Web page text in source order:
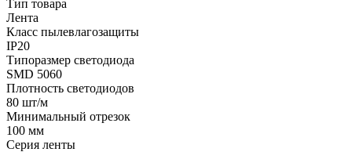
Тип товара
Лента
Класс пылевлагозащиты
IP20
Типоразмер светодиода
SMD 5060
Плотность светодиодов
80 шт/м
Минимальный отрезок
100 мм
Серия ленты